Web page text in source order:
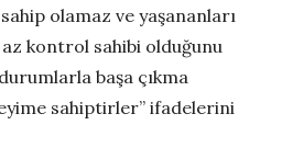
olamaz ve yaşananları
kontrol sahibi olduğunu
başa çıkma
sahiptirler” ifadelerini